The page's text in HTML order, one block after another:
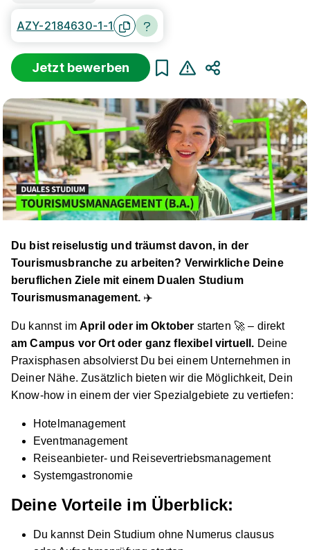
Suche zurücksetzen
Infos zum Studiengang
Tourismusmanagement
893 Studienangebote
Duales Studium Tourismusmanagement (B.A.) -
Bernstein Acamed Resort - Neugattersleben
01.10.2026
06429 Nienburg (Saale) / 04103 Leipzig
S
Bachelor of Arts BWL – Tourismus FR
Destinations- und Kurortemanagement ab
01.10.2027 Stadt Friedrichshafen K.d.ö.R.
AZY-2184630-1-1
Jetzt bewerben
Du bist reiselustig und träumst davon, in der
Tourismusbranche zu arbeiten? Verwirkliche Deine
beruflichen Ziele mit einem Dualen Studium
Tourismusmanagement. ✈️
Du kannst imApril oder im Oktober starten 🚀 – direkt
am Campus vor Ortoder ganz flexibel virtuell . Deine
Praxisphasen absolvierst Du bei einem Unternehmen in
Deiner Nähe. Zusätzlich bieten wir die Möglichkeit, Dein
Know-how in einem der vier Spezialgebiete zu vertiefen:
Hotelmanagement
Eventmanagement
Reiseanbieter- und Reisevertriebsmanagement
Systemgastronomie
Deine Vorteile im Überblick:
Du kannst Dein Studium ohne Numerus clausus